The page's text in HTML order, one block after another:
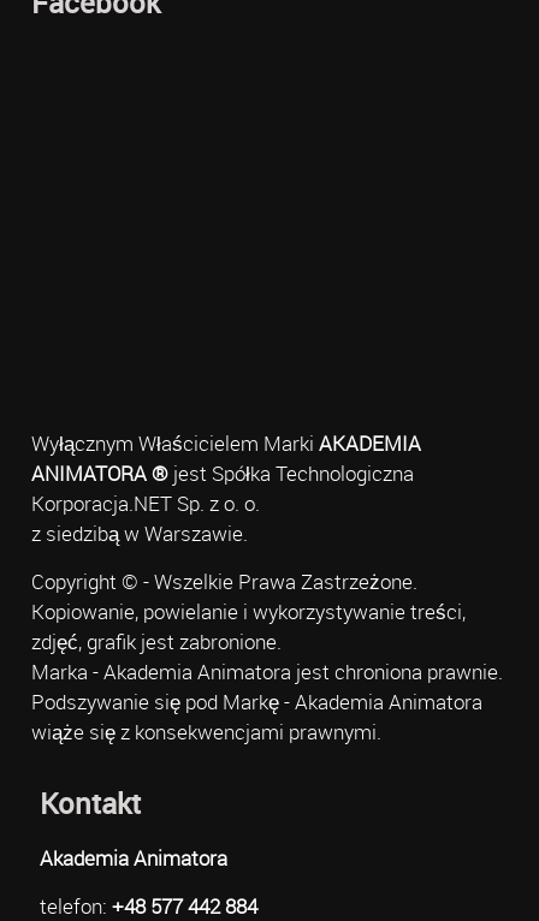
Wyłącznym Właścicielem Marki AKADEMIA
ANIMATORA ®jest Spółka Technologiczna
Korporacja.NET Sp. z o. o.
z siedzibą w Warszawie.
Copyright © - Wszelkie Prawa Zastrzeżone.
Kopiowanie, powielanie i wykorzystywanie treści,
zdjęć, grafik jest zabronione.
Marka - Akademia Animatora jest chroniona prawnie.
Podszywanie się pod Markę - Akademia Animatora
wiąże się z konsekwencjami prawnymi.
Kontakt
Akademia Animatora
telefon: +48 577 442 884